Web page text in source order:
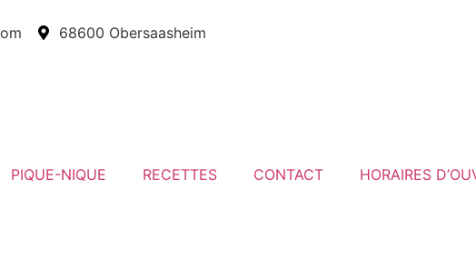
68600 Obersaasheim
PIQUE-NIQUE RECETTES CONTACT HORAIRES